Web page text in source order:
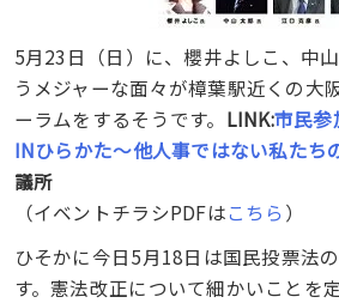
5月23日（日）に、櫻井よしこ、中
うメジャーな面々が樟葉駅近くの大
ーラムをするそうです。 LINK:市民参
INひらかた～他人事ではない私たち
議所
（イベントチラシPDFはこちら ）
ひそかに今日5月18日は国民投票法
す。憲法改正について細かいことを